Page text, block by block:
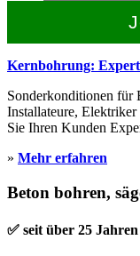
Kernbohrung:
Sonderkonditionen für
Installateure,
Sie Ihren Kunden
» Mehr erfahren
Beton bohren,
✅ seit über 25